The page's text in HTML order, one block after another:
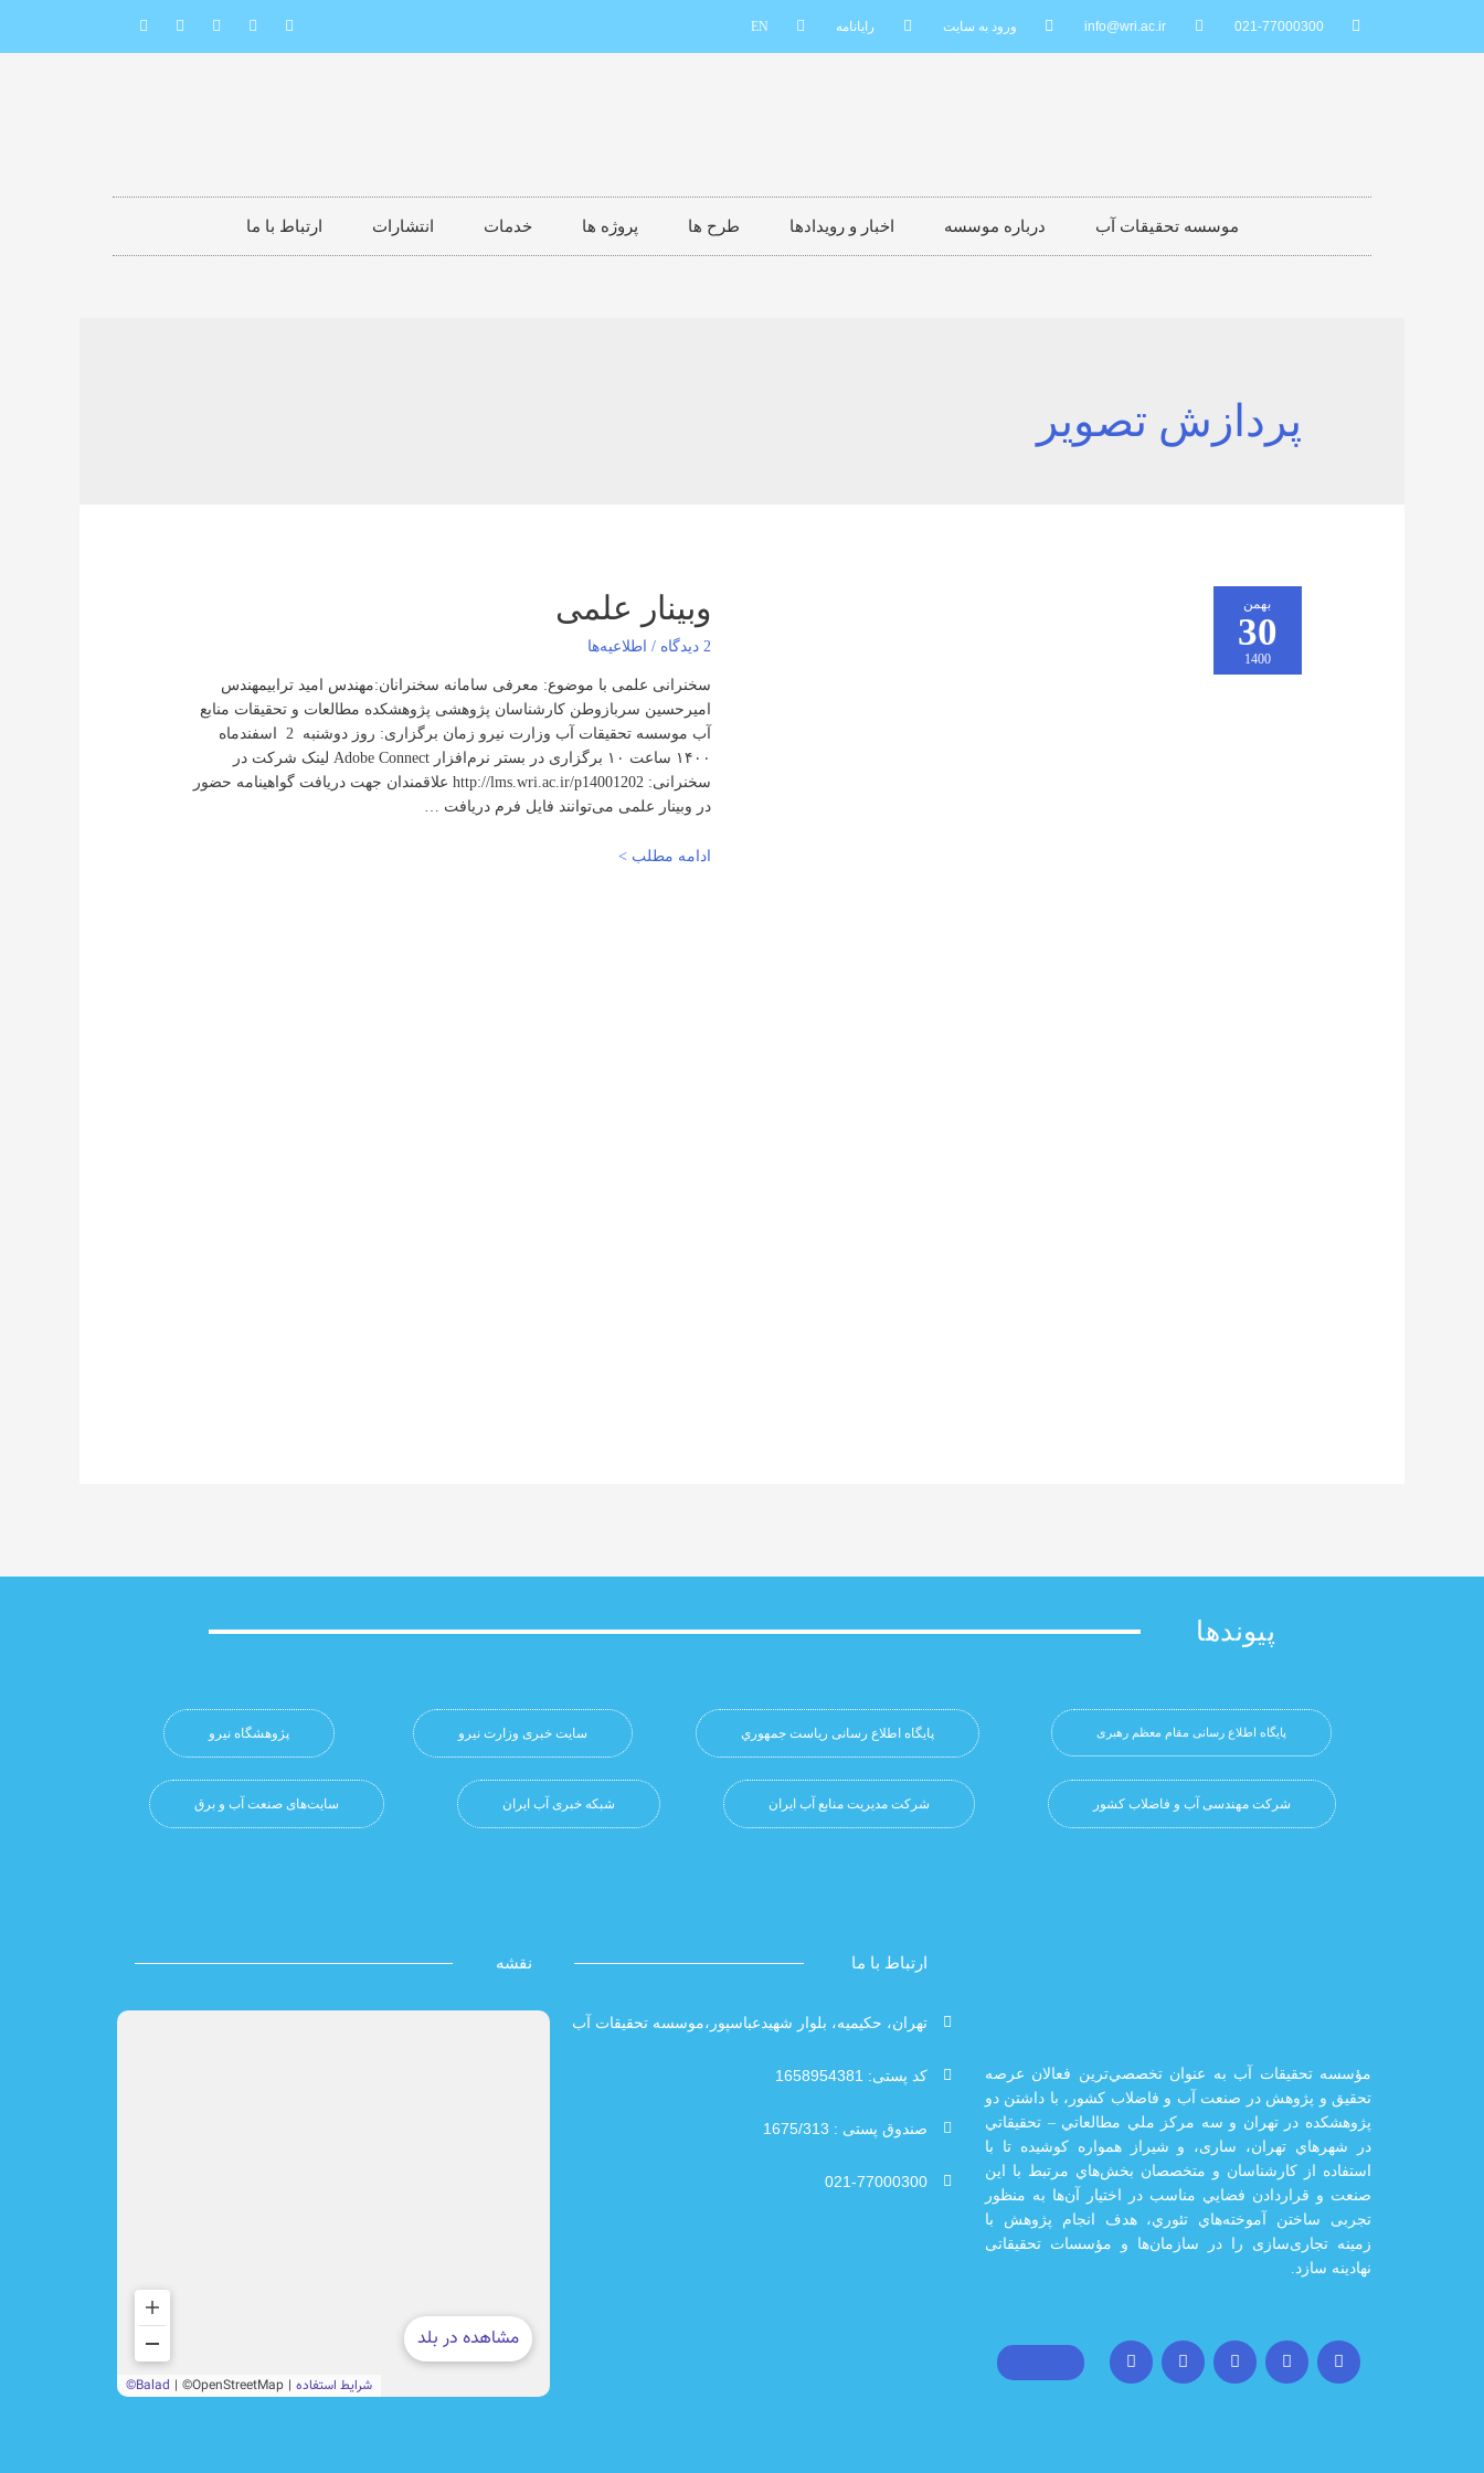
021-77000300
info@wri.ac.ir ورود به سایت رایانامه EN
موسسه تحقیقات آب درباره موسسه اخبار و رویدادها طرح ها پروژه ها خدمات انتشارات ارتباط با ما
پردازش تصویر
بهمن
30
1400
وبینار علمی​
2 دیدگاه / اطلاعیه‌ها
سخنرانی علمی با موضوع: معرفی سامانه سخنرانان:مهندس امید ترابیمهندس
امیرحسین سربازوطن کارشناسان پژوهشی پژوهشکده مطالعات و تحقیقات منابع
آب موسسه تحقیقات آب وزارت نیرو زمان برگزاری: روز دوشنبه 2 اسفندماه
۱۴۰۰ ساعت ۱۰ برگزاری در بستر نرم‌افزار Adobe Connect لینک شرکت در
سخنرانی: http://lms.wri.ac.ir/p14001202 علاقمندان جهت دریافت گواهینامه حضور
در وبینار علمی می‌توانند فایل فرم دریافت …
ادامه مطلب >
پیوندها
پایگاه اطلاع رسانی مقام معظم رهبری پایگاه اطلاع رسانی ریاست جمهوري سایت خبری وزارت نیرو پژوهشگاه نيرو
شرکت مهندسی آب و فاضلاب کشور شرکت مدیریت منابع آب ایران شبکه خبری آب ایران سایت‌های صنعت آب و برق
مؤسسه تحقيقات آب به عنوان تخصصي‌ترين فعالان عرصه
تحقيق و پژوهش در صنعت آب و فاضلاب كشور، با داشتن دو
پژوهشكده در تهران و سه مركز ملي مطالعاتي – تحقيقاتي
در شهرهاي تهران،‌ ساری، و شيراز‌ همواره كوشيده تا با
استفاده از كارشناسان و متخصصان بخش‌هاي مرتبط با اين
صنعت و قراردادن فضايي مناسب در اختيار آن‌ها به منظور
تجربی ساختن آموخته‌هاي تئوري، هدف انجام پژوهش با
زمينه تجاری‌سازی را در سازمان‌ها و مؤسسات تحقيقاتی
نهادينه سازد.
ارتباط با ما
تهران، حکیمیه، بلوار شهیدعباسپور،موسسه تحقیقات آب
کد پستی: 1658954381
صندوق پستی : 1675/313
021-77000300
نقشه